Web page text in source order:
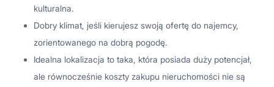
kulturalna.
Dobry klimat, jeśli kierujesz swoją ofertę do najemcy,
zorientowanego na dobrą pogodę.
Idealna lokalizacja to taka, która posiada duży potencjał,
ale równocześnie koszty zakupu nieruchomości nie są